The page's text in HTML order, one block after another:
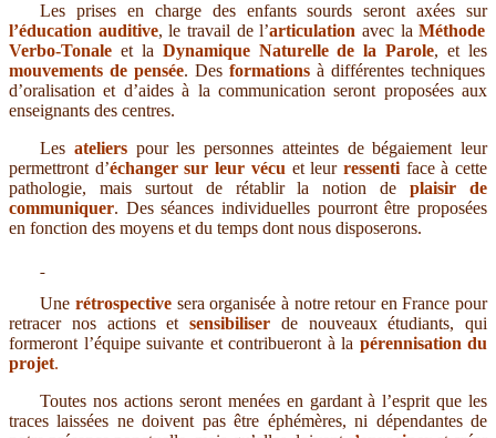
Les prises en charge des enfants sourds seront axées sur
l’éducation auditive, le travail de l’articulation avec laMéthode
Verbo-Tonale et la Dynamique Naturelle de la Parole, et les
mouvements de pensée. Des formations à différentes techniques
d’oralisation et d’aides à la communication seront proposées aux
enseignants des centres.
Lesateliers pour les personnes atteintes de bégaiement leur
permettront d’échanger sur leur vécu et leur ressenti face à cette
pathologie, mais surtout de rétablir la notion deplaisir de
communiquer. Des séances individuelles pourront être proposées
en fonction des moyens et du temps dont nous disposerons.
Unerétrospective sera organisée à notre retour en France pour
retracer nos actions et sensibiliser de nouveaux étudiants, qui
formeront l’équipe suivante et contribueront à la pérennisation du
projet.
Toutes nos actions seront menées en gardant à l’esprit que les
traces laissées ne doivent pas être éphémères, ni dépendantes de